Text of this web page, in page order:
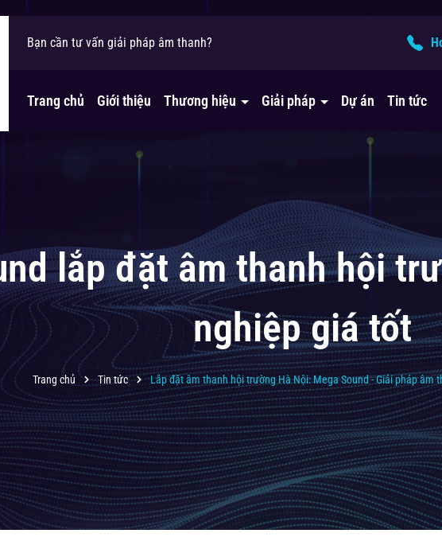
MegaSound xin chào!
Bạn cần tư vấn giải pháp âm thanh?
Liên hệ ngay cho chúng tôi nhé!
Trang chủ Giới thiệu Thương hiệu Giải pháp Dự án Tin tức
lắp đặt âm thanh hội
nghiệp giá tốt
Trang chủ Tin tức Lắp đặt âm thanh hội trường Hà Nội: Mega Sound - Giải pháp âm